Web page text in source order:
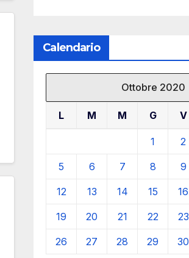
Calendario
Ottobre 2020
L M M G V
1 2
5 6 7 8 9
12 13 14 15 16
19 20 21 22 23
26 27 28 29 30